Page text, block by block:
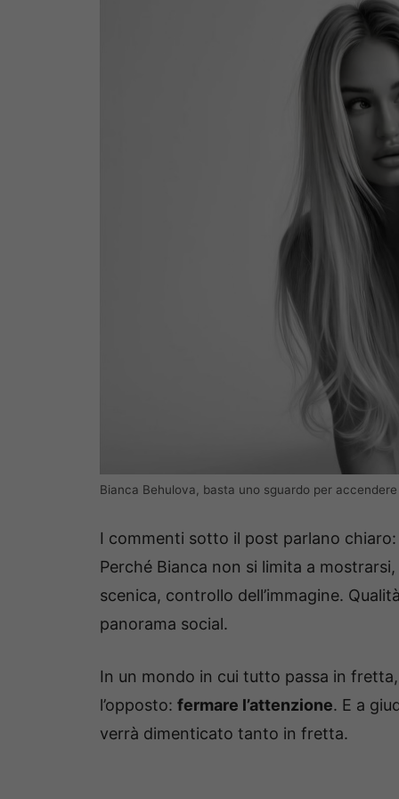
Bianca Behulova, basta uno sguardo per
I commenti sotto il post parlano
Perché Bianca non si limita a
scenica, controllo dell’immagine.
panorama social.
In un mondo in cui tutto passa in
l’opposto: fermare l’attenzione. E a
verrà dimenticato tanto in fretta.